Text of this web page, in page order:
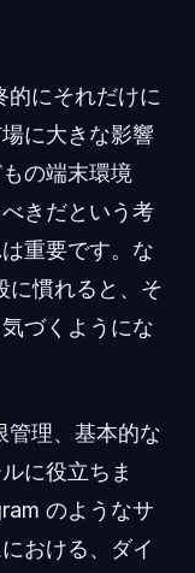
的にそれだけに
に大きな影響
の端末環境
きだという考
重要です。な
に慣れると、そ
づくようにな
管理、基本的な
に役立ちま
のようなサ
おける、ダイ